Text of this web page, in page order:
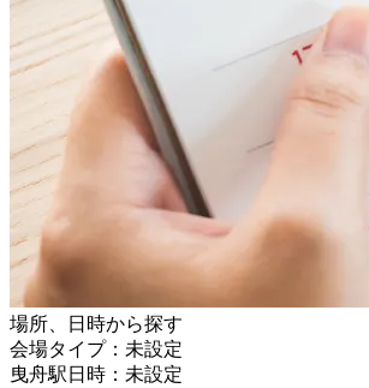
場所、日時から探す
会場タイプ：未設定
曳舟駅日時：未設定